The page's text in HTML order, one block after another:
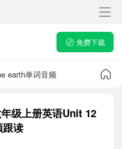
免费下载
earth单词音频
级上册英语Unit 12
读